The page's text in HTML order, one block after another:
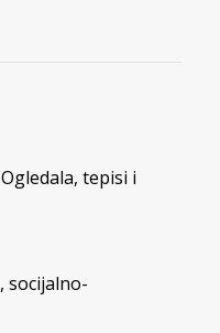
Ogledala, tepisi i
, socijalno-